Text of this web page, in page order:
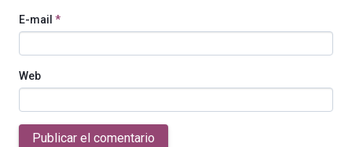
E-mail *
Web
Publicar el comentario